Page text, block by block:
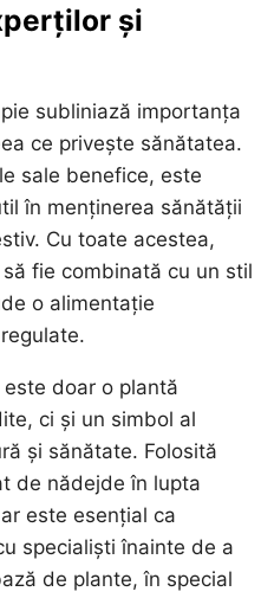
și
subliniază importanța
ce privește sănătatea.
sale benefice, este
în menținerea sănătății
Cu toate acestea,
fie combinată cu un stil
o alimentație
doar o plantă
ci și un simbol al
și sănătate. Folosită
de nădejde în lupta
este esențial ca
specialiști înainte de a
de plante, în special